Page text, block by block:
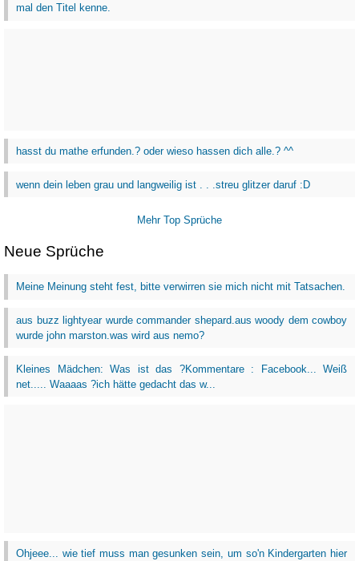
mal den Titel kenne.
hasst du mathe erfunden.? oder wieso hassen dich alle.? ^^
wenn dein leben grau und langweilig ist . . .streu glitzer daruf :D
Mehr Top Sprüche
Neue Sprüche
Meine Meinung steht fest, bitte verwirren sie mich nicht mit Tatsachen.
aus buzz lightyear wurde commander shepard.aus woody dem cowboy
wurde john marston.was wird aus nemo?
Kleines Mädchen: Was ist das ?Kommentare : Facebook... Weiß
net..... Waaaas ?ich hätte gedacht das w...
Ohjeee... wie tief muss man gesunken sein, um so'n Kindergarten hier